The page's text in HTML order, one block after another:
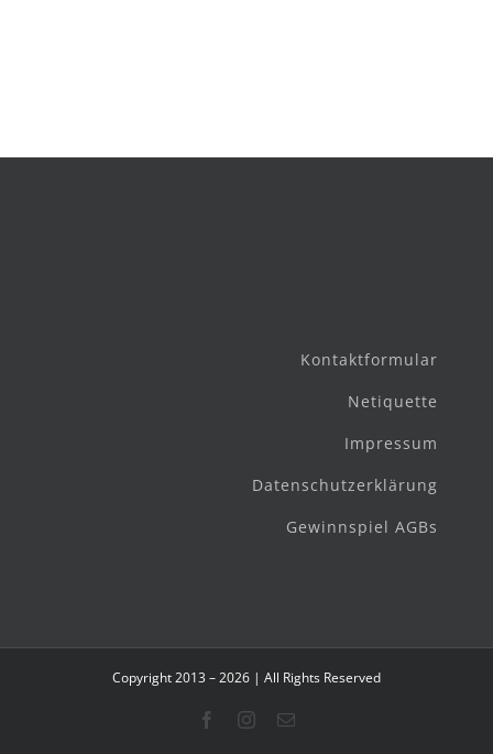
Kontaktformular
Netiquette
Impressum
Datenschutzerklärung
Gewinnspiel AGBs
Copyright 2013 – 2026 | All Rights Reserved
FacebookInstagram
E-